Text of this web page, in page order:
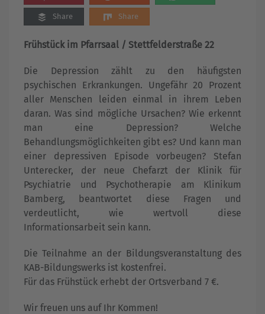
Share Share
Frühstück im Pfarrsaal / Stettfelderstraße 22
Die Depression zählt zu den häufigsten
psychischen Erkrankungen. Ungefähr 20 Prozent
aller Menschen leiden einmal in ihrem Leben
daran. Was sind mögliche Ursachen? Wie erkennt
man eine Depression? Welche
Behandlungsmöglichkeiten gibt es? Und kann man
einer depressiven Episode vorbeugen? Stefan
Unterecker, der neue Chefarzt der Klinik für
Psychiatrie und Psychotherapie am Klinikum
Bamberg, beantwortet diese Fragen und
verdeutlicht, wie wertvoll diese
Informationsarbeit sein kann.
Die Teilnahme an der Bildungsveranstaltung des
KAB-Bildungswerks ist kostenfrei.
Für das Frühstück erhebt der Ortsverband 7 €.
Wir freuen uns auf Ihr Kommen!